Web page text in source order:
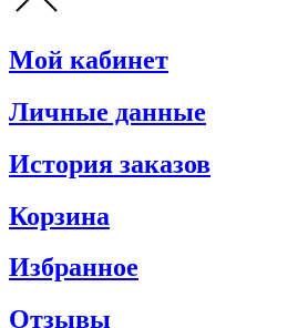
Мой кабинет
Личные данные
История заказов
Корзина
Избранное
Отзывы